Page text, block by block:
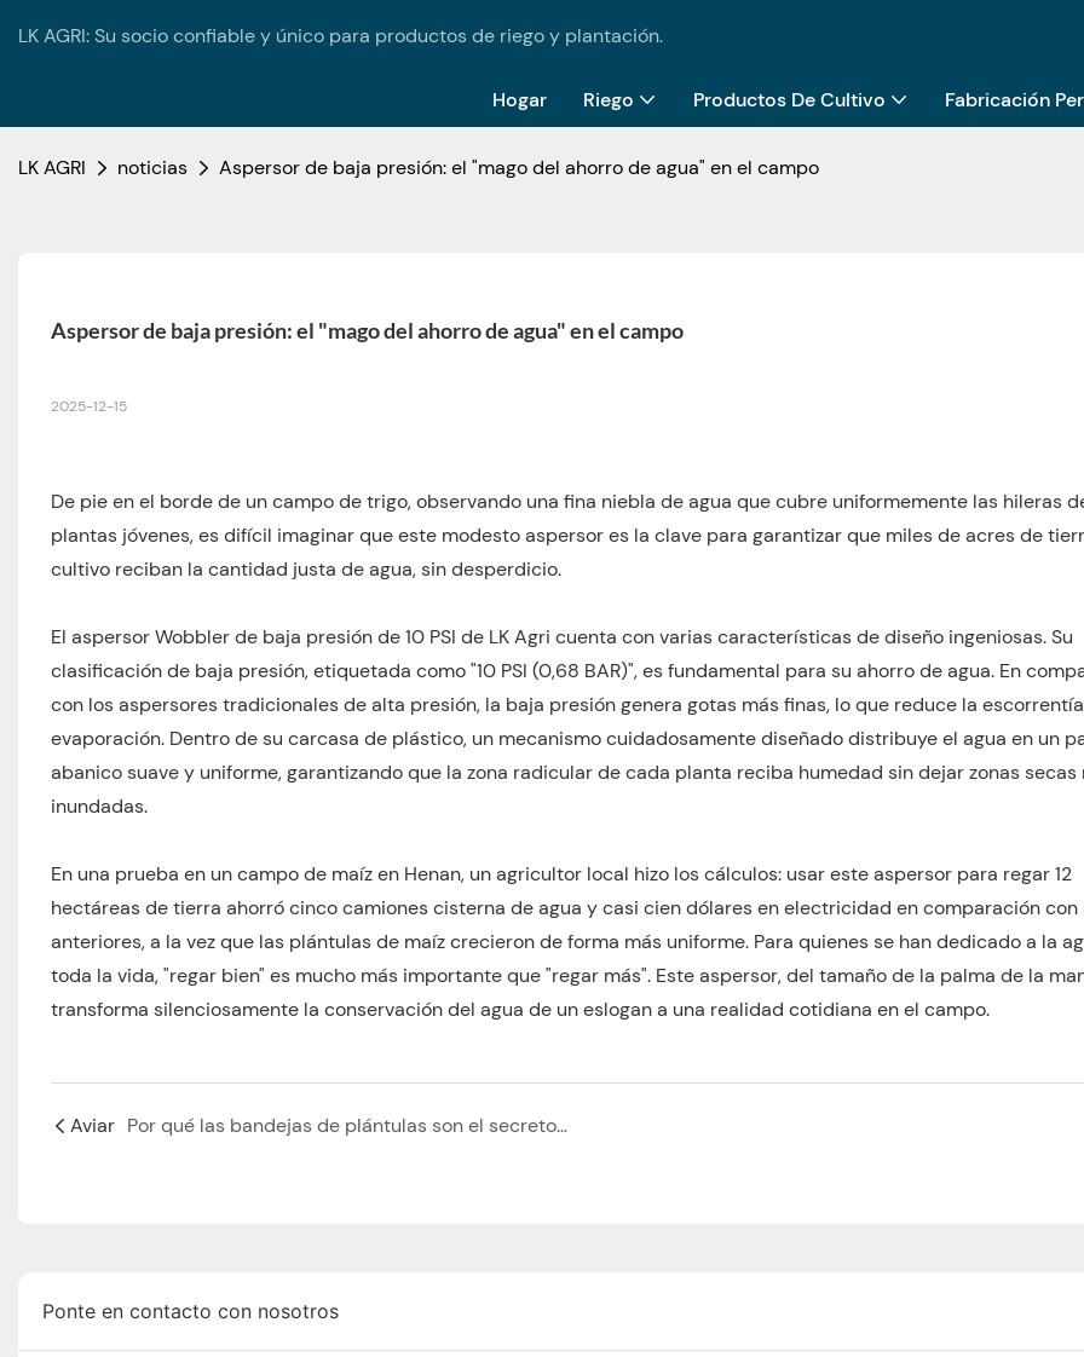
LK AGRI: Su socio confiable y único para productos de riego y plantación.
Hogar Riego Productos De Cultivo Fabricación
LK AGRI noticias Aspersor de baja presión: el "mago del ahorro de agua" en el campo
Aspersor de baja presión: el "mago del ahorro de agua" en el campo
2025-12-15
De pie en el borde de un campo de trigo, observando una fina niebla de agua que cubre uniformemente las hileras
plantas jóvenes, es difícil imaginar que este modesto aspersor es la clave para garantizar que miles de acres de
cultivo reciban la cantidad justa de agua, sin desperdicio.
El aspersor Wobbler de baja presión de 10 PSI de LK Agri cuenta con varias características de diseño ingeniosas. Su
clasificación de baja presión, etiquetada como "10 PSI (0,68 BAR)", es fundamental para su ahorro de agua. En
con los aspersores tradicionales de alta presión, la baja presión genera gotas más finas, lo que reduce la
evaporación. Dentro de su carcasa de plástico, un mecanismo cuidadosamente diseñado distribuye el agua en un
abanico suave y uniforme, garantizando que la zona radicular de cada planta reciba humedad sin dejar zonas secas
inundadas.
En una prueba en un campo de maíz en Henan, un agricultor local hizo los cálculos: usar este aspersor para regar 12
hectáreas de tierra ahorró cinco camiones cisterna de agua y casi cien dólares en electricidad en comparación con
anteriores, a la vez que las plántulas de maíz crecieron de forma más uniforme. Para quienes se han dedicado a la
toda la vida, "regar bien" es mucho más importante que "regar más". Este aspersor, del tamaño de la palma de la
transforma silenciosamente la conservación del agua de un eslogan a una realidad cotidiana en el campo.
Aviar Por qué las bandejas de plántulas son el secreto para trasplantes de cultivos uniformes y de alto rendimiento
Ponte en contacto con nosotros